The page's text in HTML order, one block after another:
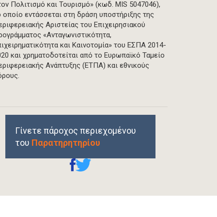
Πολιτισμό και Τουρισμό» (κωδ. MIS 5047046),
οποίο εντάσσεται στη δράση υποστήριξης της
Αριστείας του Επιχειρησιακού
«Ανταγωνιστικότητα,
και Καινοτομία» του ΕΣΠΑ 2014-
και χρηματοδοτείται από το Ευρωπαϊκό Ταμείο
Ανάπτυξης (ΕΤΠΑ) και εθνικούς
Γίνετε πάροχος περιεχομένου
του Παρατηρητηρίου